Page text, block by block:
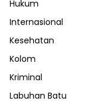
Hukum
Internasional
Kesehatan
Kolom
Kriminal
Labuhan Batu